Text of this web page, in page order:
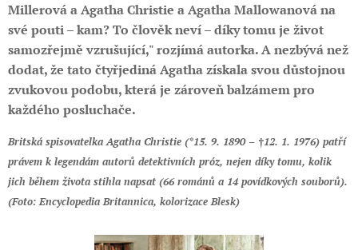
Millerová a Agatha Christie a Agatha Mallowanová na
své pouti – kam? To člověk neví – díky tomu je život
samozřejmě vzrušující," rozjímá autorka. A nezbývá než
dodat, že tato čtyřjediná Agatha získala svou důstojnou
zvukovou podobu, která je zároveň balzámem pro
každého posluchače.
Britská spisovatelka Agatha Christie (*15. 9. 1890 – †12. 1. 1976) patří
právem k legendám autorů detektivních próz, nejen díky tomu, kolik
jich během života stihla napsat (66 románů a 14 povídkových souborů).
(Foto: Encyclopedia Britannica, kolorizace Blesk)